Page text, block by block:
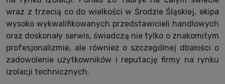
wraz z trzecią co do wielkości w Środzie Śląskiej, ekipa
wysoko wykwalifikowanych przedstawicieli handlowych
oraz doskonały serwis, świadczą nie tylko o znakomitym
profesjonalizmie, ale również o szczególnej dbałości o
zadowolenie użytkowników i reputację firmy na rynku
izolacji technicznych.